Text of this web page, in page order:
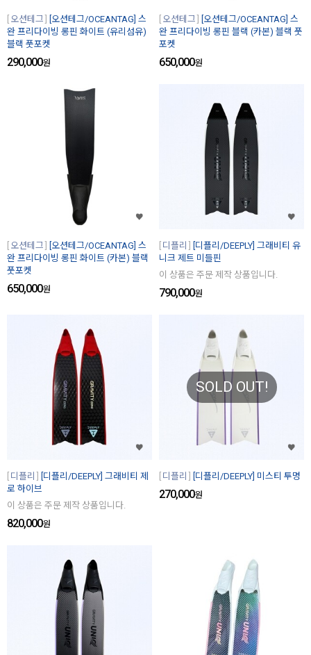
오션테그
[오션테그/OCEANTAG] 스
완 프리다이빙 롱핀 화이트 (유리섬유)
블랙 풋포켓
290,000원
오션테그
[오션테그/OCEANTAG] 스
완 프리다이빙 롱핀 블랙 (카본) 블랙 풋
포켓
650,000원
오션테그
[오션테그/OCEANTAG] 스
완 프리다이빙 롱핀 화이트 (카본) 블랙
풋포켓
650,000원
디플리
[디플리/DEEPLY] 그래비티 유
니크 제트 미들핀
이 상품은 주문 제작 상품입니다.
790,000원
디플리
[디플리/DEEPLY] 그래비티 제
로 하이브
이 상품은 주문 제작 상품입니다.
820,000원
SOLD OUT!
디플리 [디플리/DEEPLY] 미스티 투명
270,000원